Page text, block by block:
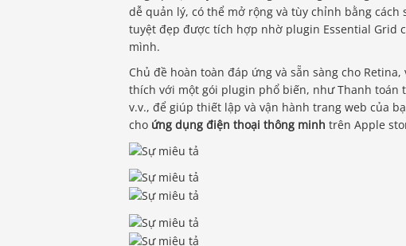
dễ quản lý, có thể mở rộng và tùy chỉnh bằng
tuyệt đẹp được tích hợp nhờ plugin Essential Grid
mình.
Chủ đề hoàn toàn đáp ứng và sẵn sàng cho
thích với một gói plugin phổ biến, như Thanh toán
v.v., để giúp thiết lập và vận hành trang web của
cho ứng dụng điện thoại thông minh trên Apple